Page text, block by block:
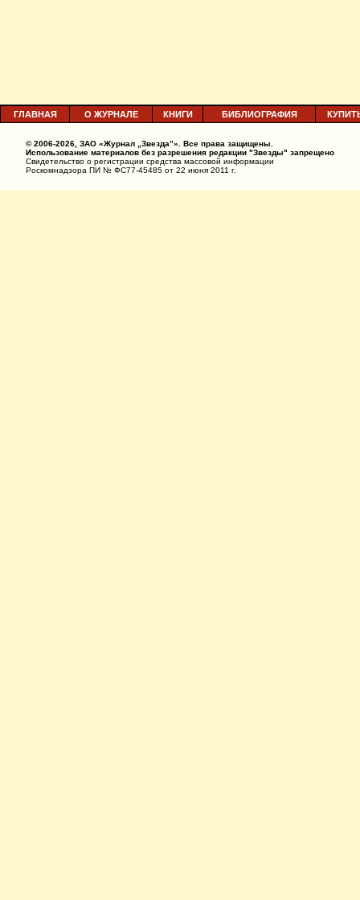
ГЛАВНАЯ О ЖУРНАЛЕ КНИГИ БИБЛИОГРАФИЯ
© 2006-2026, ЗАО «Журнал „Звезда”». Все права защищены.
Использование материалов без разрешения редакции "Звезды" запрещено
Свидетельство о регистрации средства массовой информации
Роскомнадзора ПИ № ФС77-45485 от 22 июня 2011 г.